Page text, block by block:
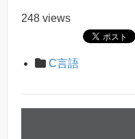
248 views
C言語